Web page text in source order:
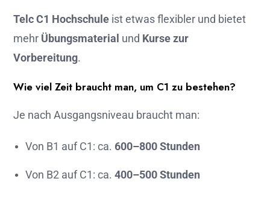
Telc C1 Hochschule ist etwas flexibler und bietet
mehr Übungsmaterial und Kurse zur
Vorbereitung.
Wie viel Zeit braucht man, um C1 zu bestehen?
Je nach Ausgangsniveau braucht man:
Von B1 auf C1: ca. 600–800 Stunden
Von B2 auf C1: ca. 400–500 Stunden